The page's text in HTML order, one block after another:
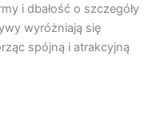
i dbałość o szczegóły
wyróżniają się
spójną i atrakcyjną